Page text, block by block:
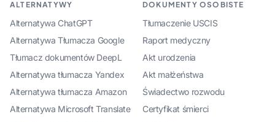
ALTERNATYWY
Alternatywa ChatGPT
Alternatywa Tłumacza Google
Tłumacz dokumentów DeepL
Alternatywa tłumacza Yandex
Alternatywa tłumacza Amazon
Alternatywa Microsoft Translate
DOKUMENTY OSOBISTE
Tłumaczenie USCIS
Raport medyczny
Akt urodzenia
Akt małżeństwa
Świadectwo rozwodu
Certyfikat śmierci